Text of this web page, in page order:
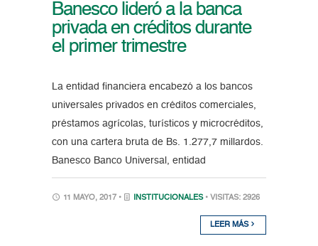
Banesco lideró a la banca
privada en créditos durante
el primer trimestre
La entidad financiera encabezó a los bancos
universales privados en créditos comerciales,
préstamos agrícolas, turísticos y microcréditos,
con una cartera bruta de Bs. 1.277,7 millardos.
Banesco Banco Universal, entidad
11 MAYO, 2017 • INSTITUCIONALES • VISITAS: 2926
LEER MÁS